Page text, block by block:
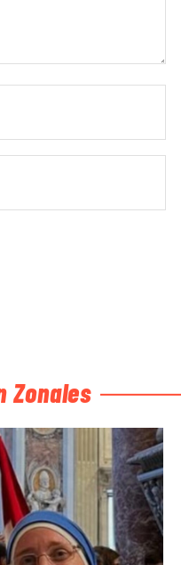
Zonales